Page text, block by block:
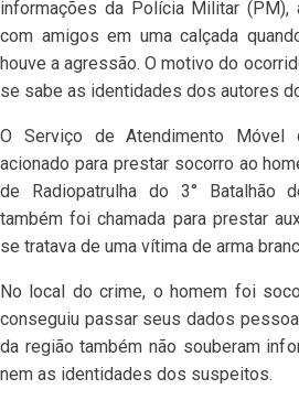
informações da Polícia Militar (PM),
com amigos em uma calçada
houve a agressão. O motivo do
se sabe as identidades dos autores
O Serviço de Atendimento Móvel
acionado para prestar socorro ao
de Radiopatrulha do 3° Batalhão
também foi chamada para prestar
se tratava de uma vítima de arma
No local do crime, o homem foi
conseguiu passar seus dados
da região também não souberam
nem as identidades dos suspeitos.